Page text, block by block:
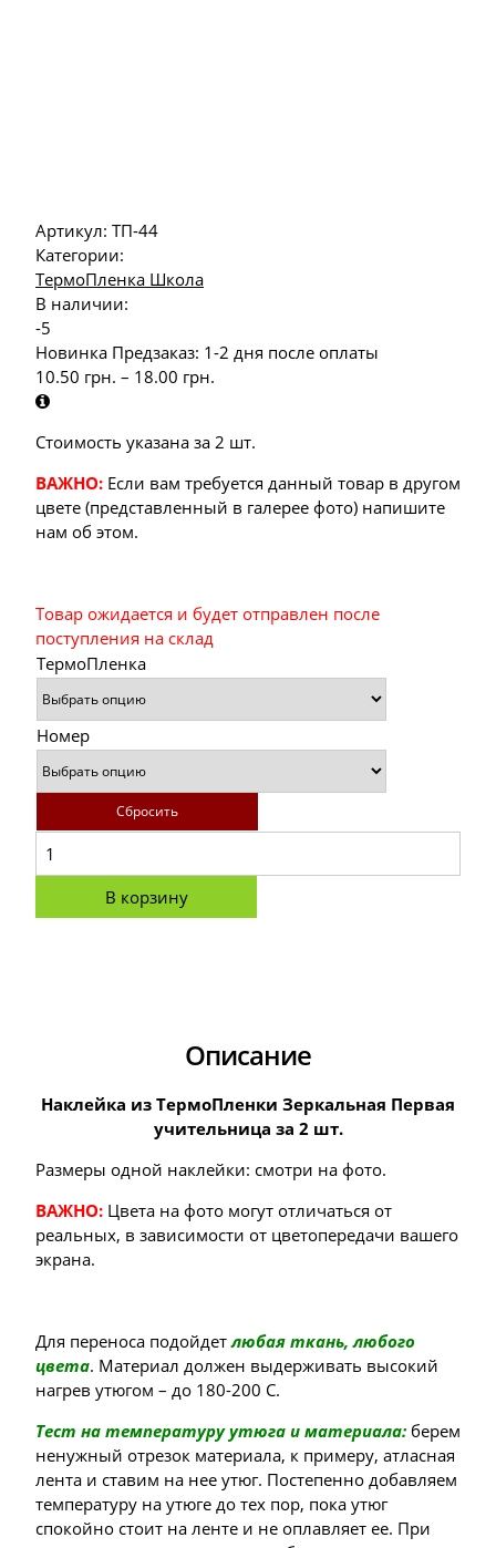
Артикул: ТП-44
Категории:
ТермоПленка Школа
В наличии:
-5
Новинка Предзаказ: 1-2 дня после оплаты
10.50 грн. – 18.00 грн.
Стоимость указана за 2 шт.
ВАЖНО: Если вам требуется данный товар в другом
цвете (представленный в галерее фото) напишите
нам об этом.
Товар ожидается и будет отправлен после
поступления на склад
ТермоПленка
Номер
Сбросить
В корзину
Описание
Наклейка из ТермоПленки Зеркальная Первая
учительница за 2 шт.
Размеры одной наклейки: смотри на фото.
ВАЖНО: Цвета на фото могут отличаться от
реальных, в зависимости от цветопередачи вашего
экрана.
Для переноса подойдетлюбая ткань, любого
цвета. Материал должен выдерживать высокий
нагрев утюгом – до 180-200 С.
Тест на температуру утюга и материала: берем
ненужный отрезок материала, к примеру, атласная
лента и ставим на нее утюг. Постепенно добавляем
температуру на утюге до тех пор, пока утюг
спокойно стоит на ленте и не оплавляет ее. При